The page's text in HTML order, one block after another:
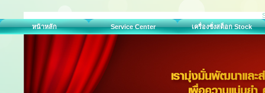
หน้าหลัก
Service Center เครื่องชั่งสต็อก Stock